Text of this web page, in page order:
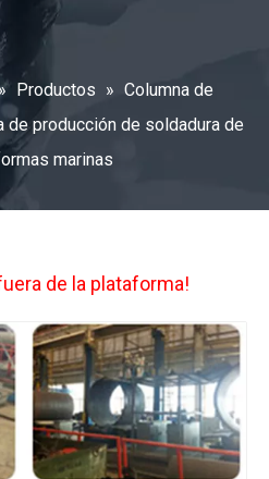
Productos » Columna de
de producción de soldadura de
marinas
de la plataforma!